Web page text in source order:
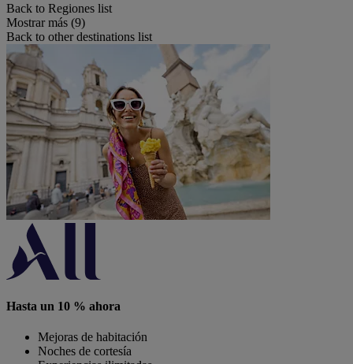
Back to Regiones list
Mostrar más (9)
Back to other destinations list
Hasta un 10 % ahora
Mejoras de habitación
Noches de cortesía